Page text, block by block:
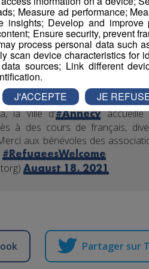
August 18, 2021
la Ville d'#Annecyaccueille
à des cours de français,
aux bénévoles des
#RefugeesWelcome
August 18, 2021
Partager sur
Measure ad performance;
insights; Develop and
Ensure security, prevent
process personal data such
scan device characteristics for
sources; Link different
J'ACCEPTE JE